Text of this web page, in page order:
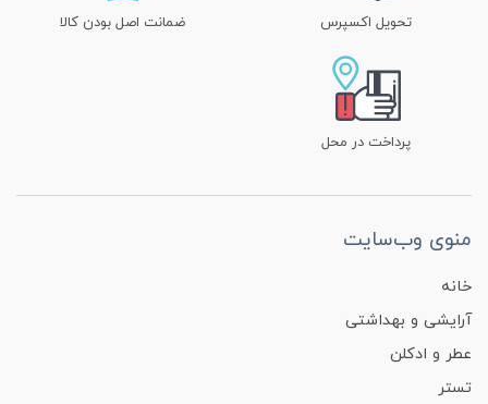
تحویل اکسپرس ضمانت اصل بودن کالا
پرداخت در محل
منوی وب‌سایت
خانه
آرایشی و بهداشتی
عطر و ادکلن
تستر